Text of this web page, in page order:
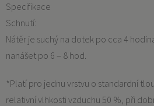
Specifikace
Schnutí:
Nátěr je suchý na dotek po cca 4
nanášet po 6 – 8 hod.
*Platí pro jednu vrstvu o standardní
relativní vlhkosti vzduchu 50 %, při